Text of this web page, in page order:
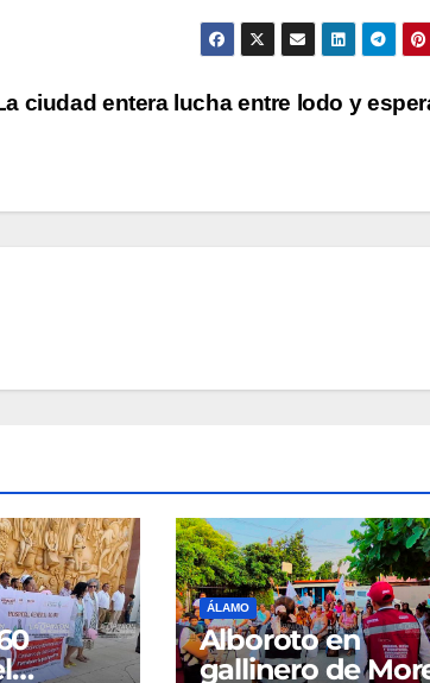
ciudad entera lucha entre lodo y
ÁLAMO
Alboroto en
gallinero de